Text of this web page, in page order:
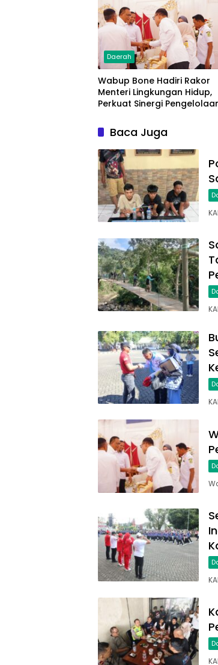
Daerah
Wabup Bone Hadiri Rakor
Menteri Lingkungan Hidup,
Perkuat Sinergi
Baca Juga